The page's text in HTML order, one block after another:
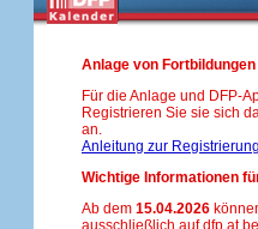
Anlage von
Für die Anlage und DFP-
Registrieren Sie sie sich
an.
Anleitung zur Registrierung
Wichtige Informationen
Ab dem 15.04.2026
ausschließlich auf dfp.at